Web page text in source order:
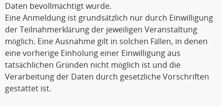
Daten bevollmächtigt wurde.
Eine Anmeldung ist grundsätzlich nur durch Einwilligung
der Teilnahmerklärung der jeweiligen Veranstaltung
möglich. Eine Ausnahme gilt in solchen Fällen, in denen
eine vorherige Einholung einer Einwilligung aus
tatsächlichen Gründen nicht möglich ist und die
Verarbeitung der Daten durch gesetzliche Vorschriften
gestattet ist.